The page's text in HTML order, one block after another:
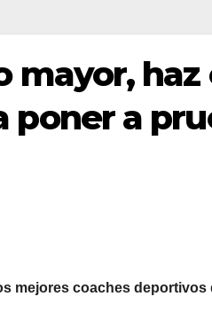
mayor, haz
poner a
mejores coaches